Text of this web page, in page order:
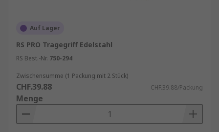
Auf Lager
RS PRO Tragegriff Edelstahl
RS Best.-Nr. 750-294
Zwischensumme (1 Packung mit 2 Stück)
CHF.39.88 CHF.39.88/Packung
Menge